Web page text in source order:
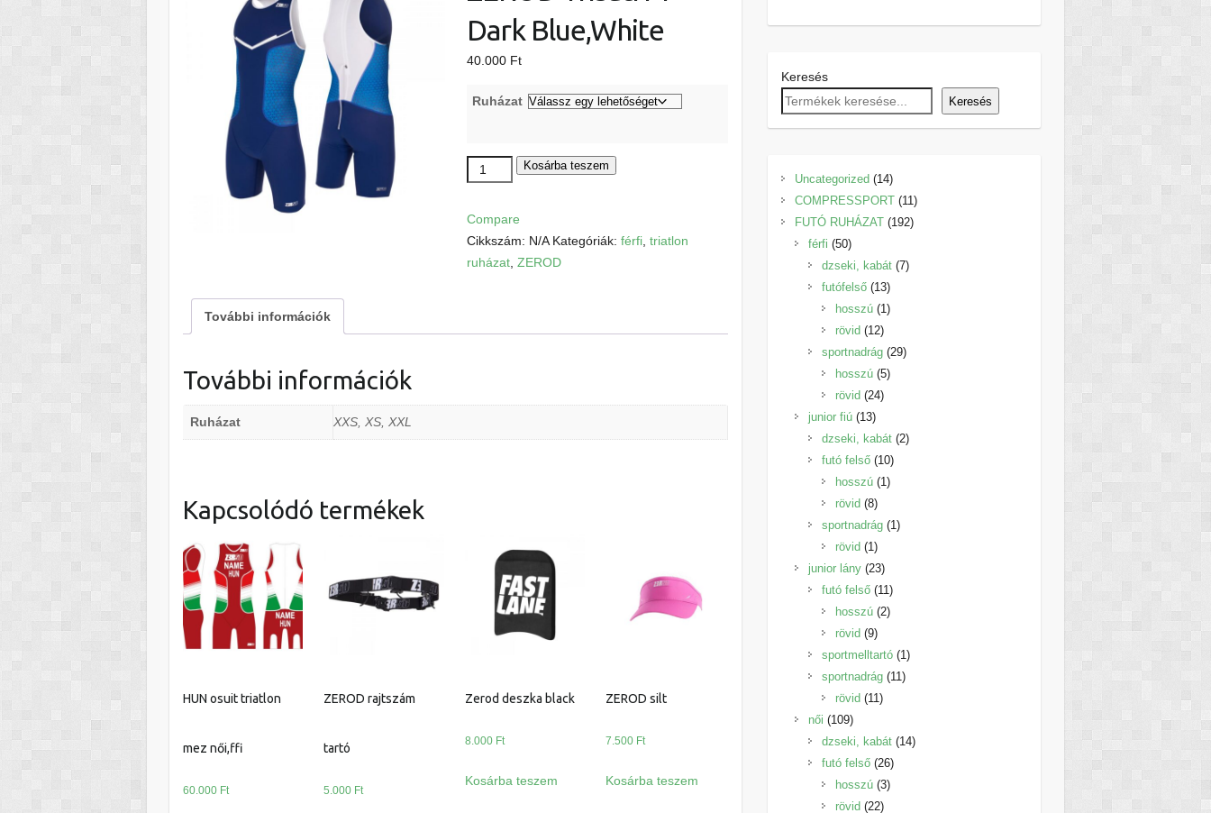
Dark Blue,White
40.000 Ft
Ruházat
ZEROD
Trisuti
Kosárba teszem
Compare
Cikkszám: N/A Kategóriák: férfi, triatlon
ruházat, ZEROD
További információk
További információk
Ruházat XXS, XS, XXL
Kapcsolódó termékek
HUN osuit triatlon
mez női,ffi
60.000 Ft
ZEROD rajtszám
tartó
5.000 Ft
Zerod deszka black
8.000 Ft
Kosárba teszem
ZEROD silt
7.500 Ft
Kosárba teszem
Keresés
Keresés
Uncategorized 1414
termék
COMPRESSPORT 1111
termék
FUTÓ RUHÁZAT 192192
férfi 5050
termék
dzseki, kabát 77
futófelső 1313
termék
hosszú 11
rövid 1212
termék
sportnadrág 2929
hosszú 55
rövid 2424
junior fiú 1313
termék
dzseki, kabát 22
futó felső 1010
termék
hosszú 11
rövid 88
termék
sportnadrág 11
rövid 11
termék
junior lány 2323
termék
futó felső 1111
termék
hosszú 22
rövid 99
termék
sportmelltartó 11
sportnadrág 1111
rövid 1111
női 109109
termék
dzseki, kabát 1414
futó felső 2626
termék
hosszú 33
rövid 2222